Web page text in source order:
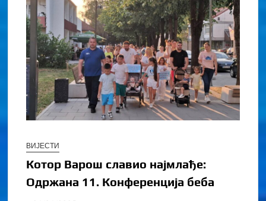
ВИЈЕСТИ
Котор Варош славио најмлађе:
Одржана 11. Конференција беба